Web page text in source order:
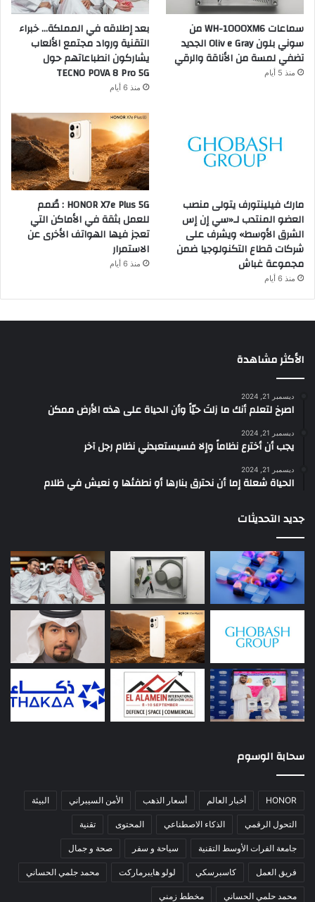
سماعات WH-1000XM6 من
سوني بلون Oliv e Gray الجديد
تضفي لمسة من الأناقة والرقي
منذ 5 أيام
بعد إطلاقه في المملكة… خبراء
التقنية ورواد مجتمع الألعاب
يشاركون انطباعاتهم حول
TECNO POVA 8 Pro 5G
منذ 6 أيام
مارك فيلينتورف يتولى منصب
العضو المنتدب لـ«سي إن إس
الشرق الأوسط» ويشرف على
شركات قطاع التكنولوجيا ضمن
مجموعة غباش
منذ 6 أيام
HONOR X7e Plus 5G : صُمم
للعمل بثقة في الأماكن التي
تعجز فيها الهواتف الأخرى عن
الاستمرار
منذ 6 أيام
الأكثر مشاهدة
ديسمبر 21, 2024
‫اصرخ لتعلم أنك ما زلتَ حيّاً وأن الحياة على هذه الأرض ممكن
ديسمبر 21, 2024
يجب أن أخترع نظاماً وإلا فسيستعبدني نظام رجل آخر
ديسمبر 21, 2024
الحياة شعلة إما أن نحترق بنارها أو نطفئها و نعيش في ظلام
جديد التحديثات
سحابة الوسوم
HONOR أخبار العالم أسعار الذهب الأمن السيبراني البيئة
التحول الرقمي الذكاء الاصطناعي المحتوى تقنية
جامعة الفرات الأوسط التقنية سياحة و سفر صحة و جمال
فريق العمل كاسبرسكي لولو هايبرماركت محمد جلمي الحساني
محمد حلمي الحساني مخطط زمني